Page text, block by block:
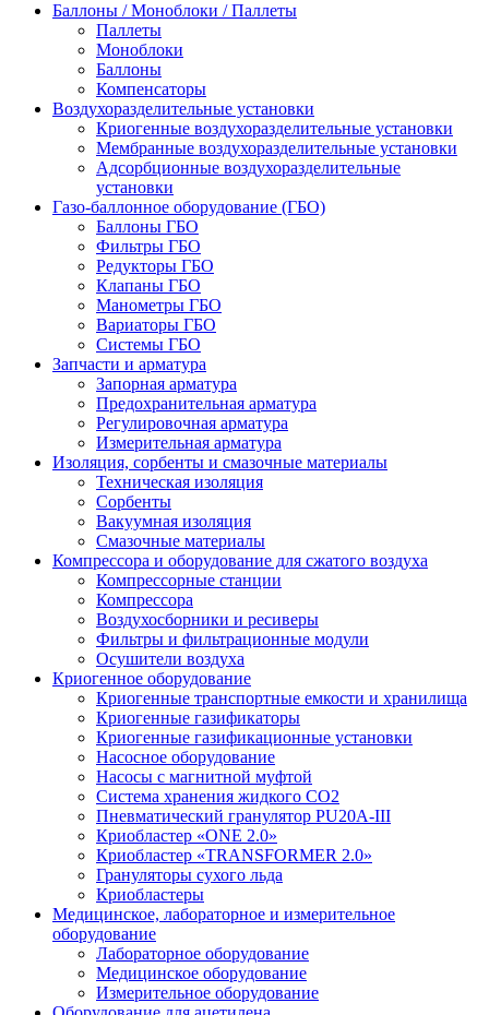
Баллоны / Моноблоки / Паллеты
Паллеты
Моноблоки
Баллоны
Компенсаторы
Воздухоразделительные установки
Криогенные воздухоразделительные установки
Мембранные воздухоразделительные установки
Адсорбционные воздухоразделительные
установки
Газо-баллонное оборудование (ГБО)
Баллоны ГБО
Фильтры ГБО
Редукторы ГБО
Клапаны ГБО
Манометры ГБО
Вариаторы ГБО
Системы ГБО
Запчасти и арматура
Запорная арматура
Предохранительная арматура
Регулировочная арматура
Измерительная арматура
Изоляция, сорбенты и смазочные материалы
Техническая изоляция
Сорбенты
Вакуумная изоляция
Смазочные материалы
Компрессора и оборудование для сжатого воздуха
Компрессорные станции
Компрессора
Воздухосборники и ресиверы
Фильтры и фильтрационные модули
Осушители воздуха
Криогенное оборудование
Криогенные транспортные емкости и хранилища
Криогенные газификаторы
Криогенные газификационные установки
Насосное оборудование
Насосы с магнитной муфтой
Система хранения жидкого CO2
Пневматический гранулятор PU20A-III
Криобластер «ONE 2.0»
Криобластер «TRANSFORMER 2.0»
Грануляторы сухого льда
Криобластеры
Медицинское, лабораторное и измерительное
оборудование
Лабораторное оборудование
Медицинское оборудование
Измерительное оборудование